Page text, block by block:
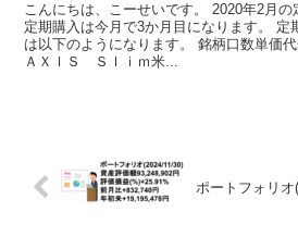
こんにちは、こーせいです。 2020年2月の
定期購入は今月で3か月目になります。 定
は以下のようになります。 銘柄口数単価
ＡＸＩＳ Ｓｌｉｍ米...
ポートフォリ